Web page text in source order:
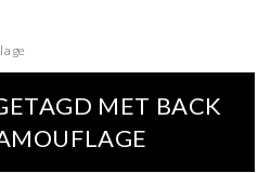
MET BACK